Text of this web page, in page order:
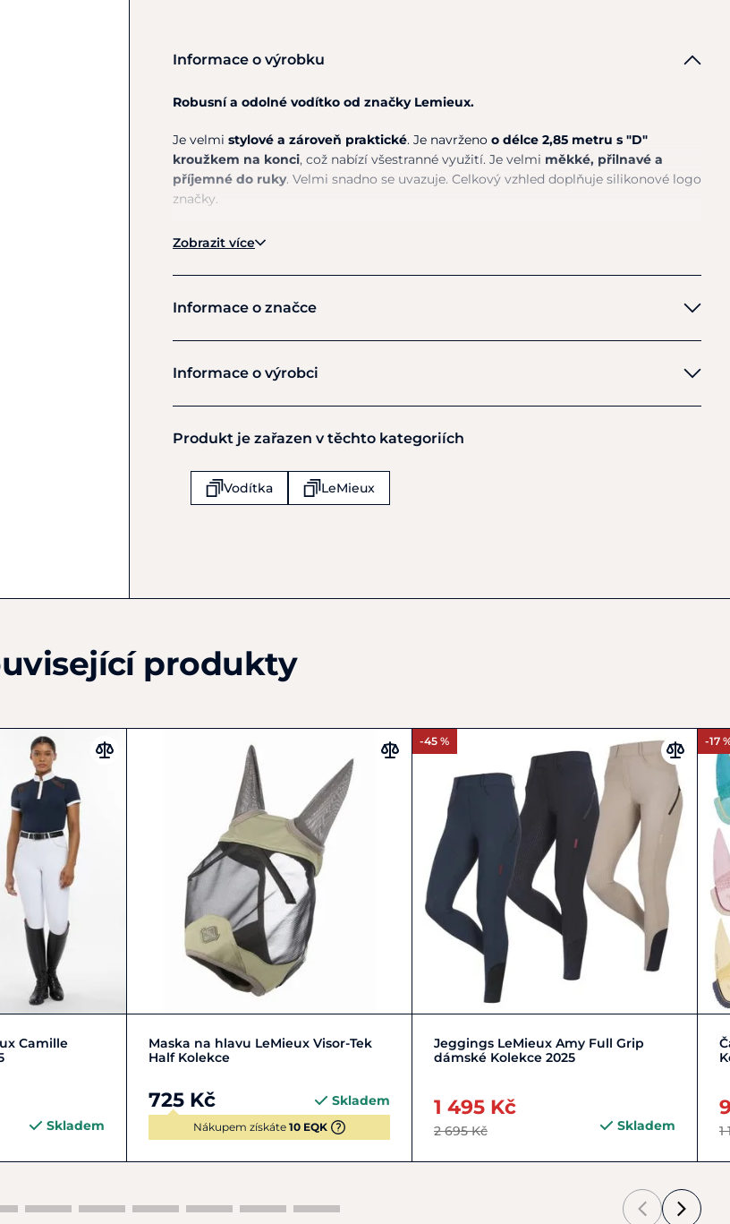
Informace o výrobku
Robusní a odolné vodítko od značky Lemieux.
Je velmi stylové a zároveň praktické. Je navrženo o délce 2,85 metru s "D"
kroužkem na konci, což nabízí všestranné využití. Je velmi měkké, přilnavé a
příjemné do ruky. Velmi snadno se uvazuje. Celkový vzhled doplňuje silikonové logo
značky.
Pokyny k péči: Pouze ruční mytí.
Zobrazit více
Informace o značce
LeMieux
Informace o výrobci
Horse Health Wessex Ltd
Wellow
Romsey HAmpshire
Produkt je zařazen v těchto kategoriích
Vodítka LeMieux
produkty
34Camille
Skladem
Zobrazit detail
Maska na hlavu LeMieux Visor-Tek
Half Kolekce
725 Kč Skladem
Nákupem získáte 10 EQK
-45 %
Zobrazit detail
Jeggings LeMieux Amy Full Grip
dámské Kolekce 2025
1 495 Kč
2 695 Kč Skladem
-17
1